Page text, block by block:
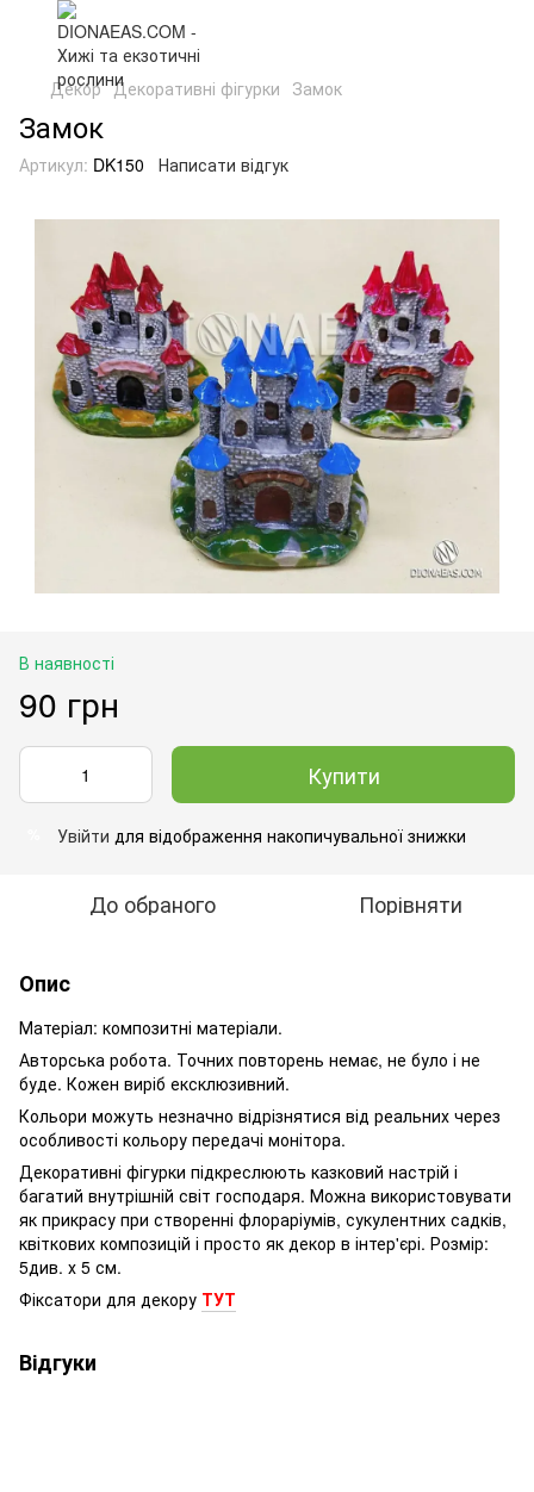
Декор Декоративні фігурки Замок
Замок
Артикул: DK150 Написати відгук
В наявності
90 грн
Купити
Увійти для відображення накопичувальної знижки
До обраного Порівняти
Опис
Матеріал: композитні матеріали.
Авторська робота. Точних повторень немає, не було і не
буде. Кожен виріб ексклюзивний.
Кольори можуть незначно відрізнятися від реальних через
особливості кольору передачі монітора.
Декоративні фігурки підкреслюють казковий настрій і
багатий внутрішній світ господаря. Можна використовувати
як прикрасу при створенні флораріумів, сукулентних садків,
квіткових композицій і просто як декор в інтер'єрі. Розмір:
5див. х 5 см.
Фіксатори для декору ТУТ
Відгуки